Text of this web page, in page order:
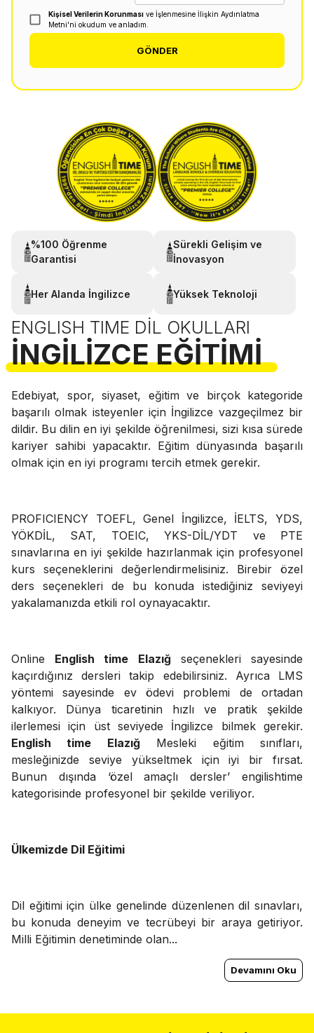
Kişisel Verilerin Korunması ve İşlenmesine İlişkin Aydınlatma
Metni'ni okudum ve anladım.
GÖNDER
%100 Öğrenme
Garantisi
Sürekli Gelişim ve
İnovasyon
Her Alanda İngilizce Yüksek Teknoloji
ENGLISH TIME DIL OKULLARI
İNGILIZCE EĞITIMI
Edebiyat, spor, siyaset, eğitim ve birçok kategoride
başarılı olmak isteyenler için İngilizce vazgeçilmez bir
dildir. Bu dilin en iyi şekilde öğrenilmesi, sizi kısa sürede
kariyer sahibi yapacaktır. Eğitim dünyasında başarılı
olmak için en iyi programı tercih etmek gerekir.
PROFICIENCY TOEFL, Genel İngilizce, İELTS, YDS,
YÖKDİL, SAT, TOEIC, YKS-DİL/YDT ve PTE
sınavlarına en iyi şekilde hazırlanmak için profesyonel
kurs seçeneklerini değerlendirmelisiniz. Birebir özel
ders seçenekleri de bu konuda istediğiniz seviyeyi
yakalamanızda etkili rol oynayacaktır.
Online English time Elazığseçenekleri sayesinde
kaçırdığınız dersleri takip edebilirsiniz. Ayrıca LMS
yöntemi sayesinde ev ödevi problemi de ortadan
kalkıyor. Dünya ticaretinin hızlı ve pratik şekilde
ilerlemesi için üst seviyede İngilizce bilmek gerekir.
English time ElazığMesleki eğitim sınıfları,
mesleğinizde seviye yükseltmek için iyi bir fırsat.
Bunun dışında ‘özel amaçlı dersler’ engilishtime
kategorisinde profesyonel bir şekilde veriliyor.
Ülkemizde Dil Eğitimi
Dil eğitimi için ülke genelinde düzenlenen dil sınavları,
bu konuda deneyim ve tecrübeyi bir araya getiriyor.
Milli Eğitimin denetiminde olan...
Devamını Oku